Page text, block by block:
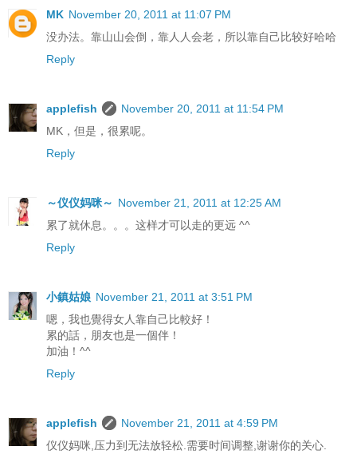
MK November 20, 2011 at 11:07 PM
没办法。靠山山会倒，靠人人会老，所以靠自己比较好哈哈
Reply
applefish
November 20, 2011 at 11:54 PM
MK，但是，很累呢。
Reply
～仪仪妈咪～ November 21, 2011 at 12:25 AM
累了就休息。。。这样才可以走的更远 ^^
Reply
小鎮姑娘 November 21, 2011 at 3:51 PM
嗯，我也覺得女人靠自己比較好！
累的話，朋友也是一個伴！
加油！^^
Reply
applefish
November 21, 2011 at 4:59 PM
仪仪妈咪,压力到无法放轻松.需要时间调整,谢谢你的关心.